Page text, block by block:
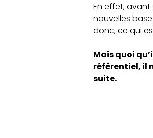
En effet, avant
nouvelles
donc, ce qui
Mais quoi
référentiel, il
suite.